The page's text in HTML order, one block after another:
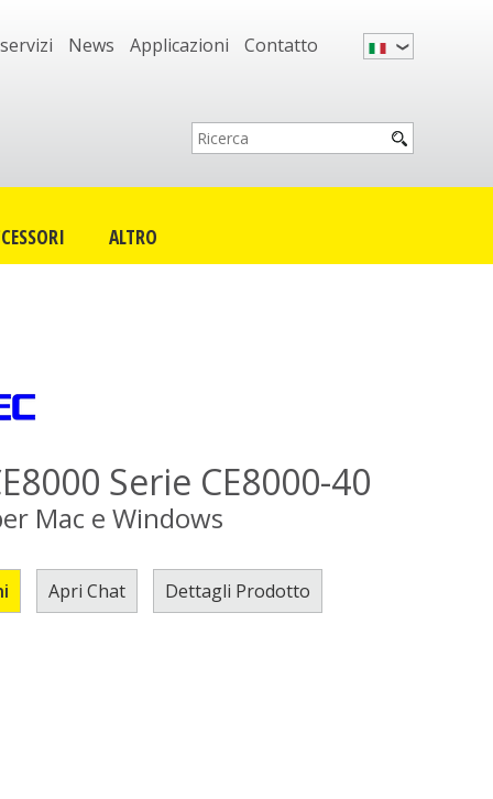
News Applicazioni Contatto
ALTRO
Serie CE8000-40
Mac e Windows
Apri Chat Dettagli Prodotto